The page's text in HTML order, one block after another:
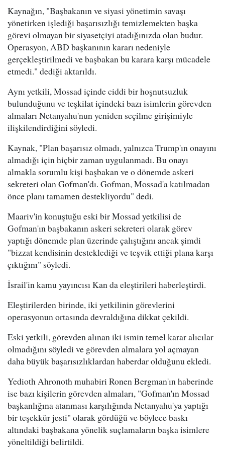
Kaynağın, "Başbakanın ve siyasi yönetimin savaşı
yönetirken işlediği başarısızlığı temizlemekten başka
görevi olmayan bir siyasetçiyi atadığınızda olan budur.
Operasyon, ABD başkanının kararı nedeniyle
gerçekleştirilmedi ve başbakan bu karara karşı mücadele
etmedi." dediği aktarıldı.
Aynı yetkili, Mossad içinde ciddi bir hoşnutsuzluk
bulunduğunu ve teşkilat içindeki bazı isimlerin görevden
almaları Netanyahu'nun yeniden seçilme girişimiyle
ilişkilendirdiğini söyledi.
Kaynak, "Plan başarısız olmadı, yalnızca Trump'ın onayını
almadığı için hiçbir zaman uygulanmadı. Bu onayı
almakla sorumlu kişi başbakan ve o dönemde askeri
sekreteri olan Gofman'dı. Gofman, Mossad'a katılmadan
önce planı tamamen destekliyordu" dedi.
Maariv'in konuştuğu eski bir Mossad yetkilisi de
Gofman'ın başbakanın askeri sekreteri olarak görev
yaptığı dönemde plan üzerinde çalıştığını ancak şimdi
"bizzat kendisinin desteklediği ve teşvik ettiği plana karşı
çıktığını" söyledi.
İsrail'in kamu yayıncısı Kan da eleştirileri haberleştirdi.
Eleştirilerden birinde, iki yetkilinin görevlerini
operasyonun ortasında devraldığına dikkat çekildi.
Eski yetkili, görevden alınan iki ismin temel karar alıcılar
olmadığını söyledi ve görevden almalara yol açmayan
daha büyük başarısızlıklardan haberdar olduğunu ekledi.
Yedioth Ahronoth muhabiri Ronen Bergman'ın haberinde
ise bazı kişilerin görevden almaları, "Gofman'ın Mossad
başkanlığına atanması karşılığında Netanyahu'ya yaptığı
bir teşekkür jesti" olarak gördüğü ve böylece baskı
altındaki başbakana yönelik suçlamaların başka isimlere
yöneltildiği belirtildi.